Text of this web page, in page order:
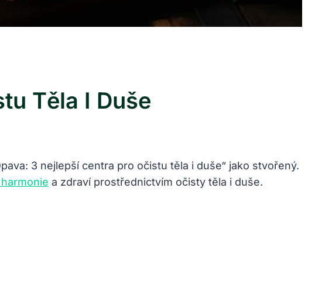
Těla I Duše
3 nejlepší centra pro očistu těla i duše“ jako stvořený.
a zdraví prostřednictvím očisty těla i duše.